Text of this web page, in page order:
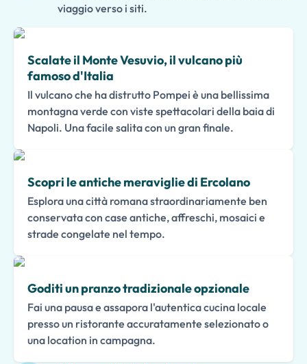
viaggio verso i siti.
Scalate il Monte Vesuvio, il vulcano più
famoso d'Italia
Il vulcano che ha distrutto Pompei è una bellissima
montagna verde con viste spettacolari della baia di
Napoli. Una facile salita con un gran finale.
Scopri le antiche meraviglie di Ercolano
Esplora una città romana straordinariamente ben
conservata con case antiche, affreschi, mosaici e
strade congelate nel tempo.
Goditi un pranzo tradizionale opzionale
Fai una pausa e assapora l'autentica cucina locale
presso un ristorante accuratamente selezionato o
una location in campagna.